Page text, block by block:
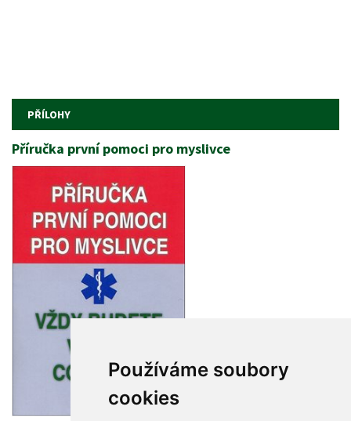
Používáme soubory
cookie
PŘÍLOHY
Příručka první pomoci pro myslivce